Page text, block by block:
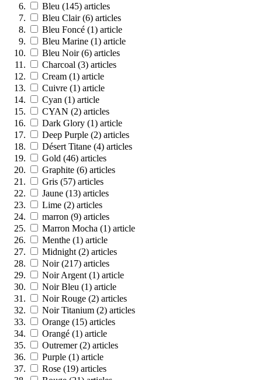
Bleu (145) articles
Bleu Clair (6) articles
Bleu Foncé (1) article
Bleu Marine (1) article
Bleu Noir (6) articles
Charcoal (3) articles
Cream (1) article
Cuivre (1) article
Cyan (1) article
CYAN (2) articles
Dark Glory (1) article
Deep Purple (2) articles
Désert Titane (4) articles
Gold (46) articles
Graphite (6) articles
Gris (57) articles
Jaune (13) articles
Lime (2) articles
marron (9) articles
Marron Mocha (1) article
Menthe (1) article
Midnight (2) articles
Noir (217) articles
Noir Argent (1) article
Noir Bleu (1) article
Noir Rouge (2) articles
Noir Titanium (2) articles
Orange (15) articles
Orangé (1) article
Outremer(2) articles
Purple (1) article
Rose (19) articles